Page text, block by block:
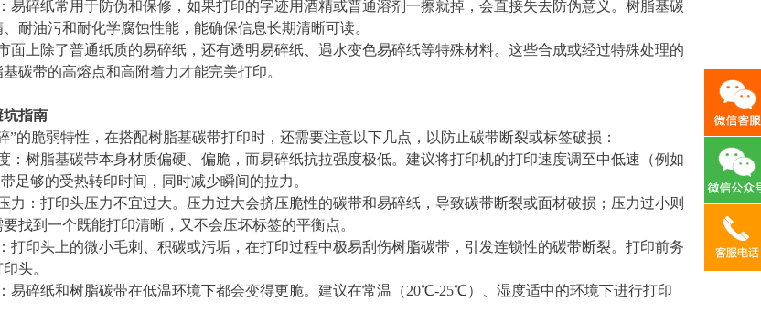
易碎纸常用于防伪和保修，如果打印的字迹用酒精或普通溶剂一擦就掉，会直接失去防伪意义。树脂基碳
耐油污和耐化学腐蚀性能，能确保信息长期清晰可读。
面上除了普通纸质的易碎纸，还有透明易碎纸、遇水变色易碎纸等特殊材料。这些合成或经过特殊处理的
碳带的高熔点和高附着力才能完美打印。
坑指南
”的脆弱特性，在搭配树脂基碳带打印时，还需要注意以下几点，以防止碳带断裂或标签破损：
：树脂基碳带本身材质偏硬、偏脆，而易碎纸抗拉强度极低。建议将打印机的打印速度调至中低速（例如
足够的受热转印时间，同时减少瞬间的拉力。
力：打印头压力不宜过大。压力过大会挤压脆性的碳带和易碎纸，导致碳带断裂或面材破损；压力过小则
找到一个既能打印清晰，又不会压坏标签的平衡点。
打印头上的微小毛刺、积碳或污垢，在打印过程中极易刮伤树脂碳带，引发连锁性的碳带断裂。打印前务
头。
易碎纸和树脂碳带在低温环境下都会变得更脆。建议在常温（20℃-25℃）、湿度适中的环境下进行打印